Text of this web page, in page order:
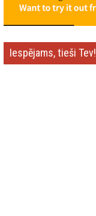
Iespējams, tieši Tev!